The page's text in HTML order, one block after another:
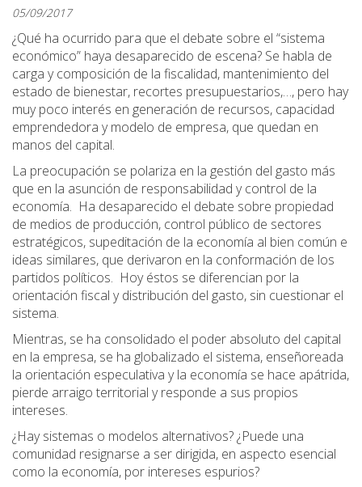
05/09/2017
¿Qué ha ocurrido para que el debate sobre el “sistema
económico” haya desaparecido de escena? Se habla de
carga y composición de la fiscalidad, mantenimiento del
estado de bienestar, recortes presupuestarios,…, pero hay
muy poco interés en generación de recursos, capacidad
emprendedora y modelo de empresa, que quedan en
manos del capital.
La preocupación se polariza en la gestión del gasto más
que en la asunción de responsabilidad y control de la
economía. Ha desaparecido el debate sobre propiedad
de medios de producción, control público de sectores
estratégicos, supeditación de la economía al bien común e
ideas similares, que derivaron en la conformación de los
partidos políticos. Hoy éstos se diferencian por la
orientación fiscal y distribución del gasto, sin cuestionar el
sistema.
Mientras, se ha consolidado el poder absoluto del capital
en la empresa, se ha globalizado el sistema, enseñoreada
la orientación especulativa y la economía se hace apátrida,
pierde arraigo territorial y responde a sus propios
intereses.
¿Hay sistemas o modelos alternativos? ¿Puede una
comunidad resignarse a ser dirigida, en aspecto esencial
como la economía, por intereses espurios?